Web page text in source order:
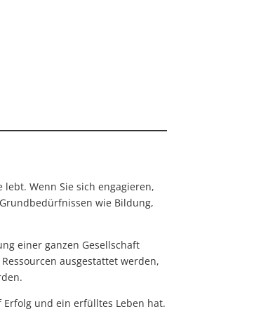
Wenn Sie sich engagieren,
wie Bildung,
einer ganzen Gesellschaft
ausgestattet werden,
und ein erfülltes Leben hat.